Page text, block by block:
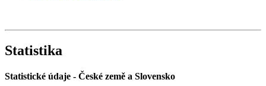
Statistika
Statistické údaje - České země a Slovensko